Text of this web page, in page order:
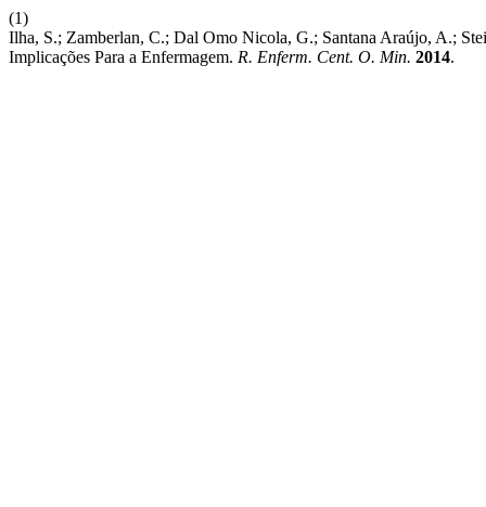
(1)
Ilha, S.; Zamberlan, C.; Dal Omo Nicola, G.; Santana Araújo, A.;
Implicações Para a Enfermagem. R. Enferm. Cent. O. Min. 2014.